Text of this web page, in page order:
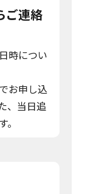
ご連絡
時につい
お申し込
、当日追